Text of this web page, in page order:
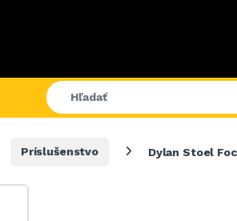
Príslušenstvo Dylan Stoel